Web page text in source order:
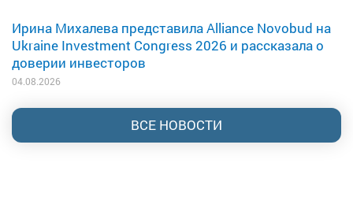
Ирина Михалева представила Alliance Novobud на
Ukraine Investment Congress 2026 и рассказала о
доверии инвесторов
04.08.2026
ВСЕ НОВОСТИ